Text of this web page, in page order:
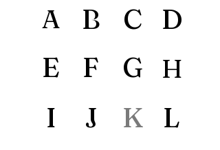
A
E
I
B
F
J
C
G
K
D
H
L